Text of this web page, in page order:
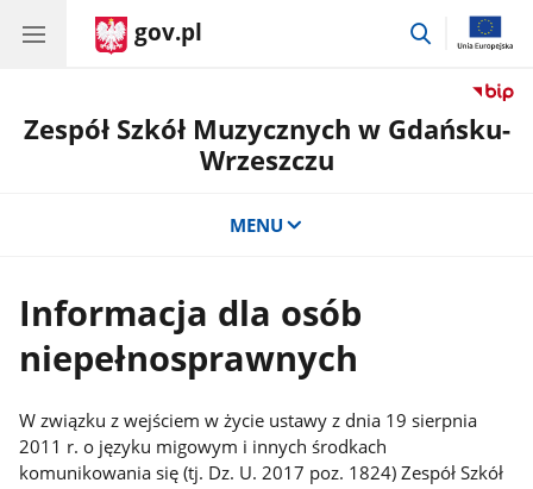
gov.pl
przejdź
Zespół Szkół Muzycznych w Gdańsku-
Wrzeszczu
MENU
Informacja dla osób
niepełnosprawnych
W związku z wejściem w życie ustawy z dnia 19 sierpnia
2011 r. o języku migowym i innych środkach
komunikowania się (tj. Dz. U. 2017 poz. 1824) Zespół Szkół